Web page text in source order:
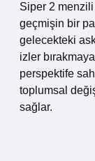
Siper 2
geçmişin bir
gelecekteki
izler
perspektife
toplumsal
sağlar.